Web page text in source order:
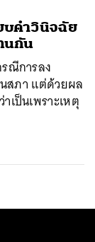
บคำวินิจฉัย
นกัน
ณีการลง
สภา แต่ด้วยผล
ป็นเพราะเหตุ